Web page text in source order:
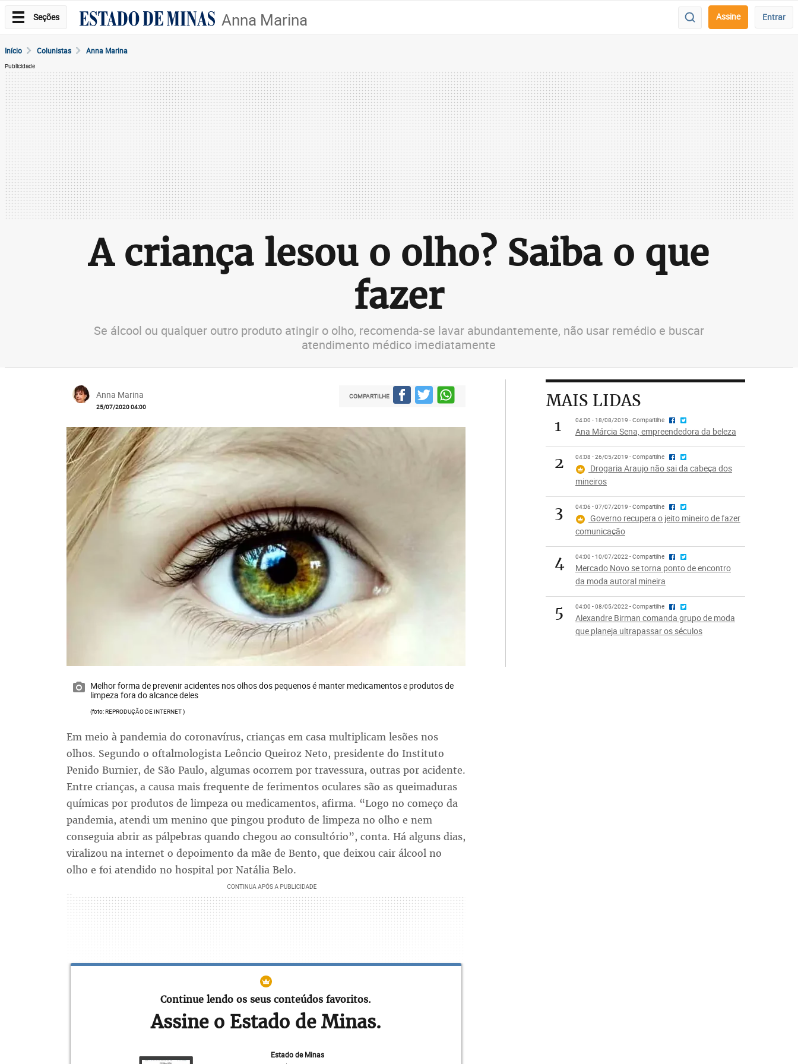
Seções Anna Marina Assine Entrar
Início Colunistas Anna Marina
Publicidade
A criança lesou o olho? Saiba o que
fazer
Se álcool ou qualquer outro produto atingir o olho, recomenda-se lavar abundantemente, não usar remédio e buscar
atendimento médico imediatamente
Anna Marina
25/07/2020 04:00
COMPARTILHE
Melhor forma de prevenir acidentes nos olhos dos pequenos é manter medicamentos e produtos de
limpeza fora do alcance deles
(foto: REPRODUÇÃO DE INTERNET )
Em meio à pandemia do coronavírus, crianças em casa multiplicam lesões nos
olhos. Segundo o oftalmologista Leôncio Queiroz Neto, presidente do Instituto
Penido Burnier, de São Paulo, algumas ocorrem por travessura, outras por acidente.
Entre crianças, a causa mais frequente de ferimentos oculares são as queimaduras
químicas por produtos de limpeza ou medicamentos, afirma. “Logo no começo da
pandemia, atendi um menino que pingou produto de limpeza no olho e nem
conseguia abrir as pálpebras quando chegou ao consultório”, conta. Há alguns dias,
viralizou na internet o depoimento da mãe de Bento, que deixou cair álcool no
olho e foi atendido no hospital por Natália Belo.
Continue lendo os seus conteúdos favoritos.
Assine o Estado de Minas.
Estado de Minas
MAIS LIDAS
1
04:00 - 18/08/2019 - Compartilhe
Ana Márcia Sena, empreendedora da beleza
2 04:08 - 26/05/2019 - Compartilhe
Drogaria Araujo não sai da cabeça dos
mineiros
3 04:06 - 07/07/2019 - Compartilhe
Governo recupera o jeito mineiro de fazer
comunicação
4 04:00 - 10/07/2022 - Compartilhe
Mercado Novo se torna ponto de encontro
da moda autoral mineira
5 04:00 - 08/05/2022 - Compartilhe
Alexandre Birman comanda grupo de moda
que planeja ultrapassar os séculos